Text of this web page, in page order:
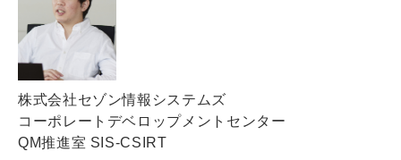
株式会社セゾン情報システムズ
コーポレートデベロップメントセンター
QM推進室 SIS-CSIRT